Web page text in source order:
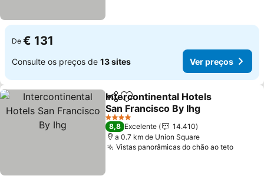
De € 131
Consulte os preços de 13 sites Ver preços
PartilharAdicionar aos favoritos
Intercontinental Hotels
San Francisco By Ihg
Ver preços
4 Estrelas
8,8 Excelente
14.410
a 0.7 km de Union Square
Vistas panorâmicas do chão ao tetoVer